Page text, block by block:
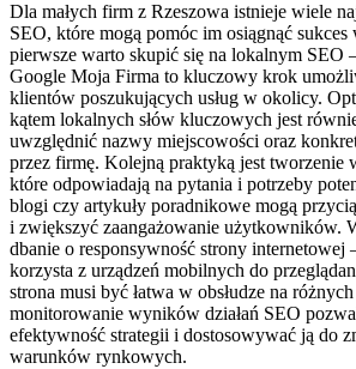
Dla małych firm z Rzeszowa istnieje wiele
SEO, które mogą pomóc im osiągnąć sukces
pierwsze warto skupić się na lokalnym SEO
Google Moja Firma to kluczowy krok
klientów poszukujących usług w okolicy.
kątem lokalnych słów kluczowych jest
uwzględnić nazwy miejscowości oraz
przez firmę. Kolejną praktyką jest tworzenie
które odpowiadają na pytania i potrzeby
blogi czy artykuły poradnikowe mogą
i zwiększyć zaangażowanie użytkowników.
dbanie o responsywność strony internetowej
korzysta z urządzeń mobilnych do
strona musi być łatwa w obsłudze na
monitorowanie wyników działań SEO
efektywność strategii i dostosowywać ją do
warunków rynkowych.